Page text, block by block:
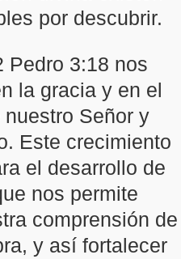
por descubrir.
Pedro 3:18 nos
la gracia y en el
Señor y
Este crecimiento
el desarrollo de
nos permite
comprensión de
y así fortalecer